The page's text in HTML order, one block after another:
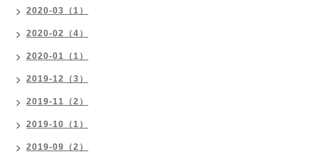
2020-03（1）
2020-02（4）
2020-01（1）
2019-12（3）
2019-11（2）
2019-10（1）
2019-09（2）